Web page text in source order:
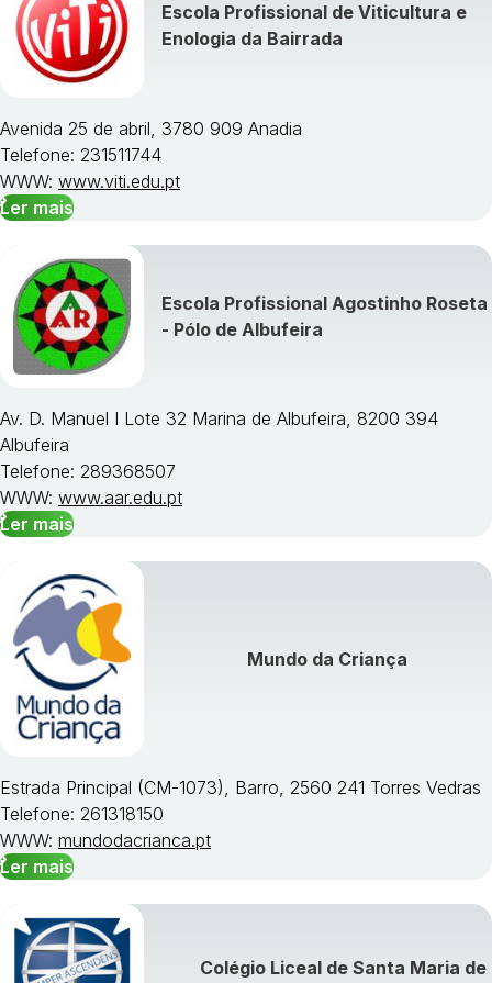
Escola Profissional de Viticultura e
Enologia da Bairrada
Avenida 25 de abril, 3780 909 Anadia
Telefone: 231511744
WWW: www.viti.edu.pt
Ler mais
Escola Profissional Agostinho Roseta
- Pólo de Albufeira
Av. D. Manuel I Lote 32 Marina de Albufeira, 8200 394
Albufeira
Telefone: 289368507
WWW: www.aar.edu.pt
Ler mais
Mundo da Criança
Estrada Principal (CM-1073), Barro, 2560 241 Torres Vedras
Telefone: 261318150
WWW: mundodacrianca.pt
Ler mais
Colégio Liceal de Santa Maria de